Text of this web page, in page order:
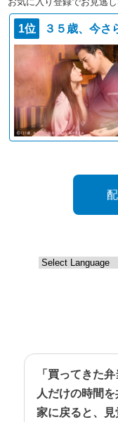
1位
「買ってきた
人だけの時間
家に戻ると、